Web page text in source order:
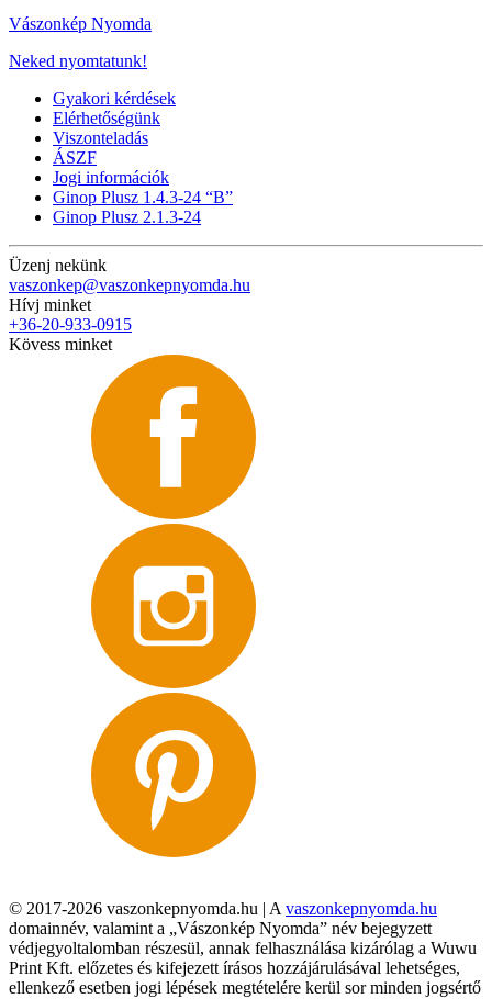
Vászonkép Nyomda
Neked nyomtatunk!
Gyakori kérdések
Elérhetőségünk
Viszonteladás
ÁSZF
Jogi információk
Ginop Plusz 1.4.3-24 “B”
Ginop Plusz 2.1.3-24
Üzenj nekünk
vaszonkep@vaszonkepnyomda.hu
Hívj minket
+36-20-933-0915
Kövess minket
© 2017-2026 vaszonkepnyomda.hu | A vaszonkepnyomda.hu
domainnév, valamint a „Vászonkép Nyomda” név bejegyzett
védjegyoltalomban részesül, annak felhasználása kizárólag a Wuwu
Print Kft. előzetes és kifejezett írásos hozzájárulásával lehetséges,
ellenkező esetben jogi lépések megtételére kerül sor minden jogsértő